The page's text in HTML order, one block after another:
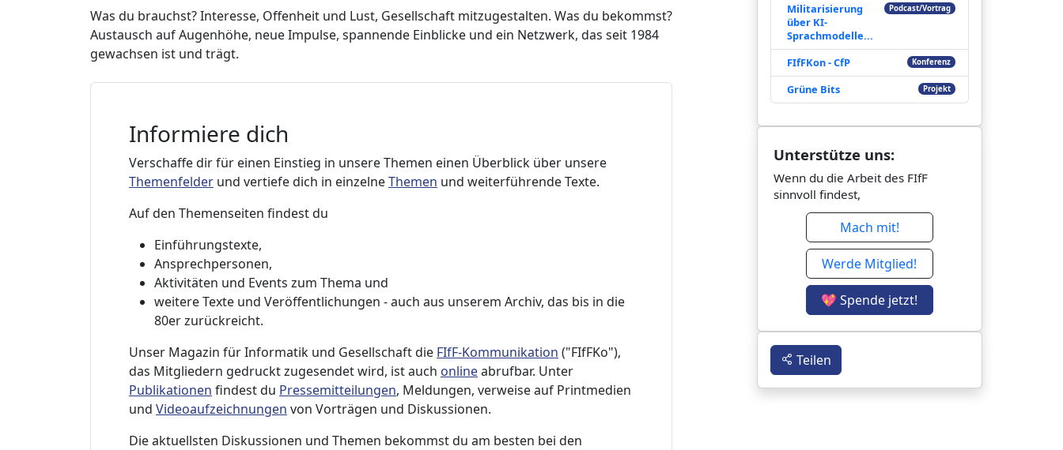
Was du brauchst? Interesse, Offenheit und Lust, Gesellschaft mitzugestalten. Was du bekommst?
Austausch auf Augenhöhe, neue Impulse, spannende Einblicke und ein Netzwerk, das seit 1984
gewachsen ist und trägt.
Informiere dich
Verschaffe dir für einen Einstieg in unsere Themen einen Überblick über unsere
Themenfelder und vertiefe dich in einzelneThemen und weiterführende Texte.
Auf den Themenseiten findest du
Einführungstexte,
Ansprechpersonen,
Aktivitäten und Events zum Thema und
weitere Texte und Veröffentlichungen - auch aus unserem Archiv, das bis in die
80er zurückreicht.
Unser Magazin für Informatik und Gesellschaft die FIfF-Kommunikation ("FIfFKo"),
das Mitgliedern gedruckt zugesendet wird, ist auch onlineabrufbar. Unter
Publikationen findest du Pressemitteilungen, Meldungen, verweise auf Printmedien
und Videoaufzeichnungen von Vorträgen und Diskussionen.
Die aktuellsten Diskussionen und Themen bekommst du am besten bei den
Militarisierung
über KI-
Sprachmodelle...
Podcast/Vortrag
FIfFKon - CfP Konferenz
Grüne Bits Projekt
Unterstütze uns:
Wenn du die Arbeit des FIfF
sinnvoll findest,
Mach mit!
Werde Mitglied!
💖 Spende jetzt!
Teilen